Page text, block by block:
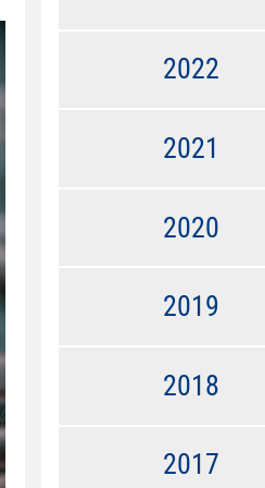
2022
2021
2020
2019
2018
2017